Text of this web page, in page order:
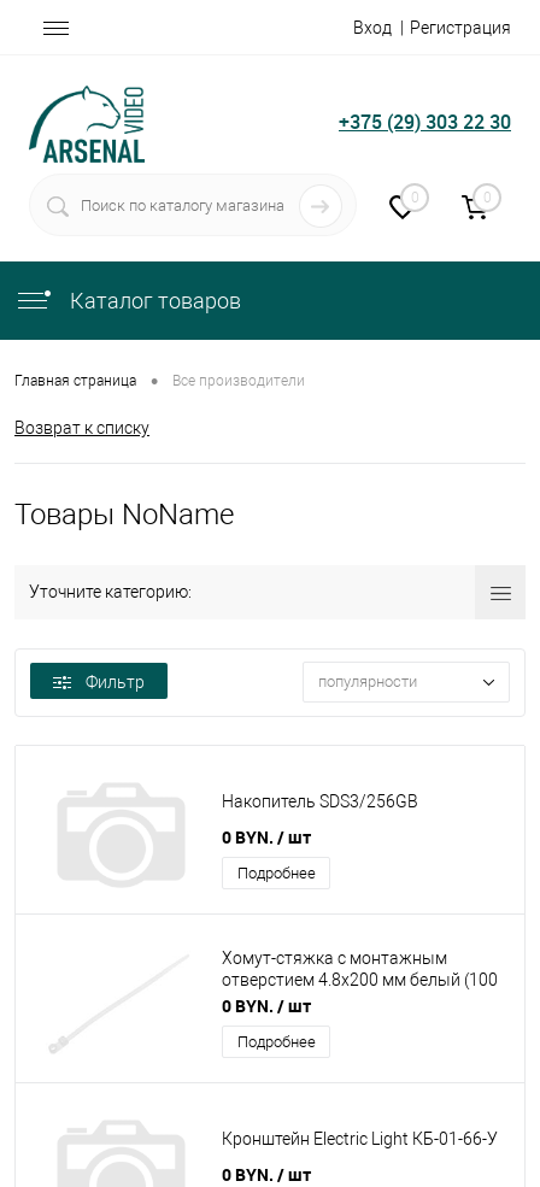
Вход Регистрация
+375 (29) 303 22 30
0 0
Каталог товаров
Главная страница • Все производители
Возврат к списку
Товары NoName
Уточните категорию:
Фильтр популярности
Накопитель SDS3/256GB
0 BYN. / шт
Подробнее
Хомут-стяжка с монтажным
отверстием 4.8х200 мм белый (100
шт в уп.) STARFIX (SM-91056-100)
0 BYN. / шт
Подробнее
Кронштейн Electric Light КБ-01-66-У
0 BYN. / шт